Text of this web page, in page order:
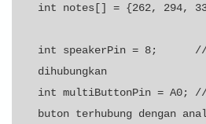
int notes[] = {262, 294,
int speakerPin = 8;      //
dihubungkan
int multiButtonPin = A0; //
buton terhubung dengan